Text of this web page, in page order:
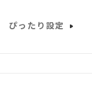
ぴったり設定